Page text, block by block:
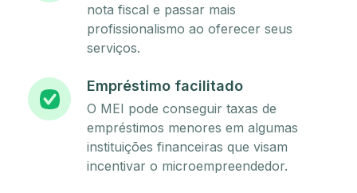
nota fiscal e passar mais
profissionalismo ao oferecer seus
serviços.
Empréstimo facilitado
O MEI pode conseguir taxas de
empréstimos menores em algumas
instituições financeiras que visam
incentivar o microempreendedor.